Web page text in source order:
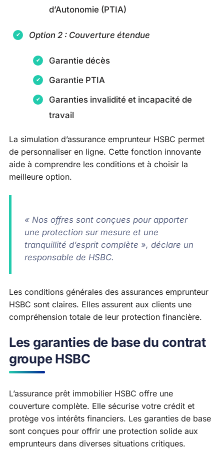
d’Autonomie (PTIA)
Option 2 : Couverture étendue
Garantie décès
Garantie PTIA
Garanties invalidité et incapacité de
travail
La simulation d’assurance emprunteur HSBC permet
de personnaliser en ligne. Cette fonction innovante
aide à comprendre les conditions et à choisir la
meilleure option.
« Nos offres sont conçues pour apporter
une protection sur mesure et une
tranquillité d’esprit complète », déclare un
responsable de HSBC.
Les conditions générales des assurances emprunteur
HSBC sont claires. Elles assurent aux clients une
compréhension totale de leur protection financière.
Les garanties de base du contrat
groupe HSBC
L’assurance prêt immobilier HSBC offre une
couverture complète. Elle sécurise votre crédit et
protège vos intérêts financiers. Les garanties de base
sont conçues pour offrir une protection solide aux
emprunteurs dans diverses situations critiques.